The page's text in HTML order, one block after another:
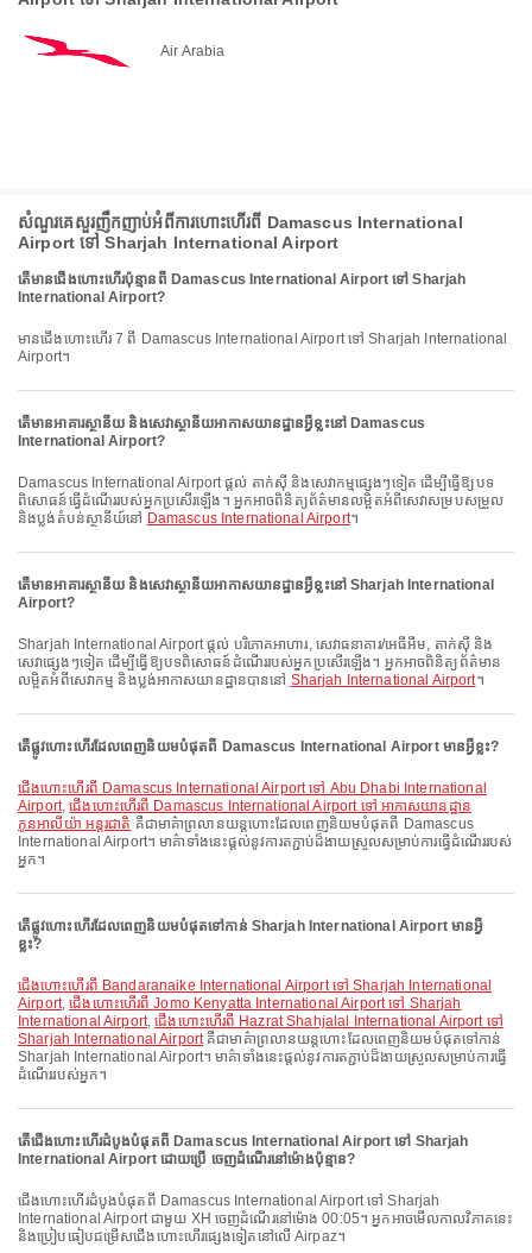
Air Arabia
សំណួរគេសួរញឹកញាប់អំពីការហោះហើរពី Damascus International
Airport ទៅ Sharjah International Airport
តើមានជើងហោះហើរប៉ុន្មានពី Damascus International Airport ទៅ Sharjah
International Airport?
មានជើងហោះហើរ 7 ពី Damascus International Airport ទៅ Sharjah International
Airport។
តើមានអាគារស្ថានីយ និងសេវាស្ថានីយអាកាសយានដ្ឋានអ្វីខ្លះនៅ Damascus
International Airport?
Damascus International Airport ផ្តល់ តាក់ស៊ី និងសេវាកម្មផ្សេងៗទៀត ដើម្បីធ្វើឱ្យបទ
ពិសោធន៍ធ្វើដំណើររបស់អ្នកប្រសើរឡើង។ អ្នកអាចពិនិត្យព័ត៌មានលម្អិតអំពីសេវាសម្របសម្រួល
និងប្លង់តំបន់ស្ថានីយ៍នៅ Damascus International Airport។
តើមានអាគារស្ថានីយ និងសេវាស្ថានីយអាកាសយានដ្ឋានអ្វីខ្លះនៅ Sharjah International
Airport?
Sharjah International Airport ផ្តល់ បរិភោគអាហារ, សេវាធនាគារ/អេធីអឹម, តាក់ស៊ី និង
សេវាផ្សេងៗទៀត ដើម្បីធ្វើឱ្យបទពិសោធន៍ដំណើររបស់អ្នកប្រសើរឡើង។ អ្នកអាចពិនិត្យព័ត៌មាន
លម្អិតអំពីសេវាកម្ម និងប្លង់អាកាសយានដ្ឋានបាននៅ Sharjah International Airport។
តើផ្លូវហោះហើរដែលពេញនិយមបំផុតពី Damascus International Airport មានអ្វីខ្លះ?
ជើងហោះហើរពី Damascus International Airport ទៅ Abu Dhabi International
Airport,ជើងហោះហើរពី Damascus International Airport ទៅ អាកាសយានដ្ឋាន
កូនអាលីយ៉ា អន្តរជាតិ គឺជាមាគ៌ាព្រលានយន្តហោះដែលពេញនិយមបំផុតពី Damascus
International Airport។ មាគ៌ាទាំងនេះផ្តល់នូវការតភ្ជាប់ដ៏ងាយស្រួលសម្រាប់ការធ្វើដំណើររបស់
អ្នក។
តើផ្លូវហោះហើរដែលពេញនិយមបំផុតទៅកាន់ Sharjah International Airport មានអ្វី
ខ្លះ?
ជើងហោះហើរពី Bandaranaike International Airport ទៅ Sharjah International
Airport,ជើងហោះហើរពី Jomo Kenyatta International Airport ទៅ Sharjah
International Airport,ជើងហោះហើរពី Hazrat Shahjalal International Airport ទៅ
Sharjah International Airportគឺជាមាគ៌ាព្រលានយន្តហោះដែលពេញនិយមបំផុតទៅកាន់
Sharjah International Airport។ មាគ៌ាទាំងនេះផ្តល់នូវការតភ្ជាប់ដ៏ងាយស្រួលសម្រាប់ការធ្វើ
ដំណើររបស់អ្នក។
តើជើងហោះហើរដំបូងបំផុតពី Damascus International Airport ទៅ Sharjah
International Airport ដោយប្រើ ចេញដំណើរនៅម៉ោងប៉ុន្មាន?
ជើងហោះហើរដំបូងបំផុតពី Damascus International Airport ទៅ Sharjah
International Airport ជាមួយ XH ចេញដំណើរនៅម៉ោង 00:05។ អ្នកអាចមើលកាលវិភាគនេះ
និងប្រៀបធៀបជម្រើសជើងហោះហើរផ្សេងទៀតនៅលើ Airpaz។